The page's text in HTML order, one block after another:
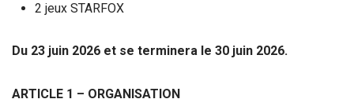
2 jeux STARFOX
Du 23 juin 2026 et se terminera le 30 juin 2026.
ARTICLE 1 – ORGANISATION